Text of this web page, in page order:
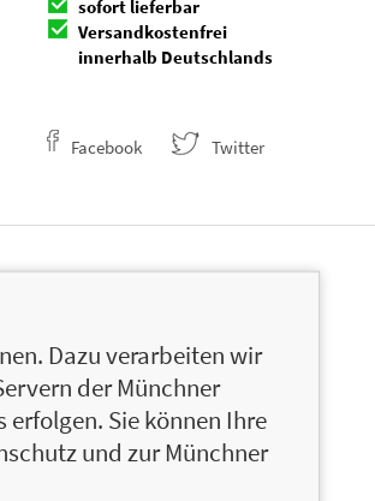
sofort lieferbar
Versandkostenfrei
innerhalb Deutschlands
Facebook Twitter
den wenigen Keto-
Dazu verarbeiten wir
der Münchner
Sie können Ihre
und zur Münchner